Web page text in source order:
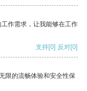
作需求，让我能够在工作
支持[0] 反对[0]
限的流畅体验和安全性保